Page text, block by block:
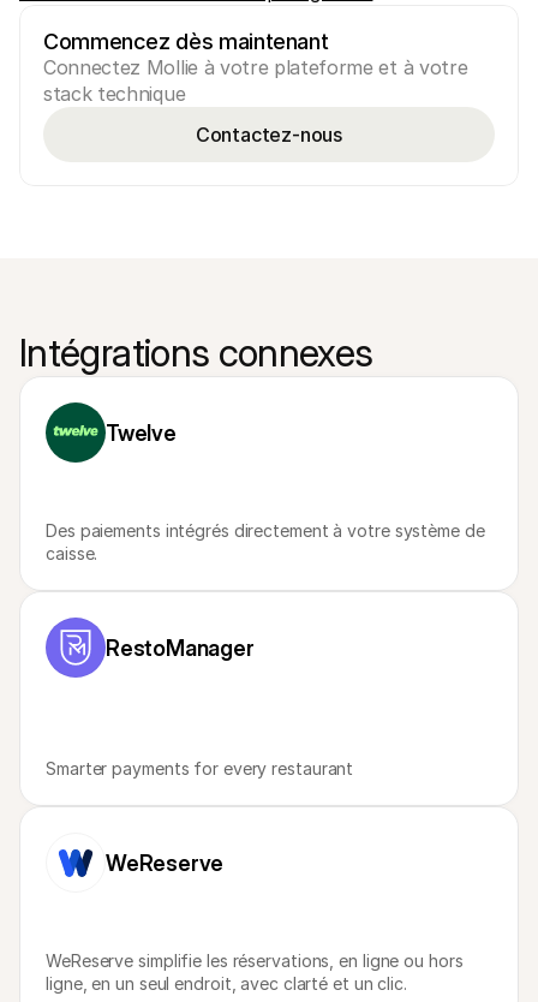
Commencez dès maintenant
Connectez Mollie à votre plateforme et à votre
stack technique
Contactez-nous
Intégrations connexes
Twelve
Des paiements intégrés directement à votre système de
caisse.
RestoManager
Smarter payments for every restaurant
WeReserve
WeReserve simplifie les réservations, en ligne ou hors
ligne, en un seul endroit, avec clarté et un clic.